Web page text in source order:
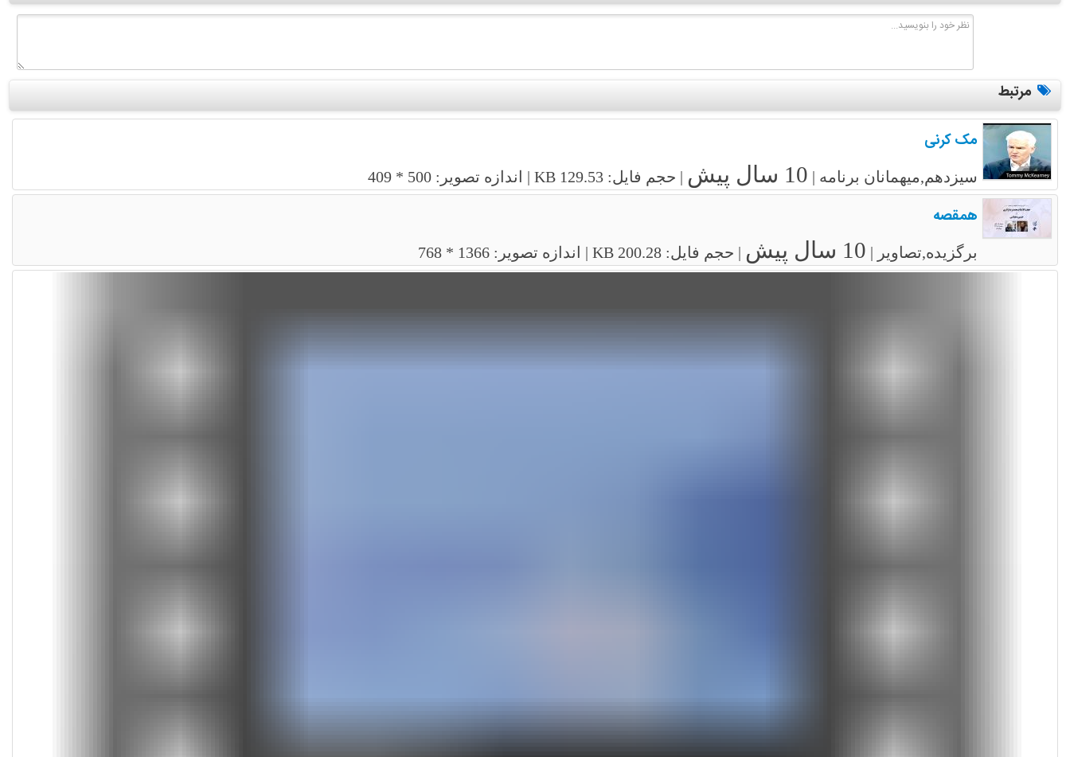
مرتبط
مک کرنی
سیزدهم,میهمانان برنامه | 10 سال پیش | حجم فایل: 129.53 KB | اندازه تصویر: 500 * 409
همقصه
برگزیده,تصاویر | 10 سال پیش | حجم فایل: 200.28 KB | اندازه تصویر: 1366 * 768